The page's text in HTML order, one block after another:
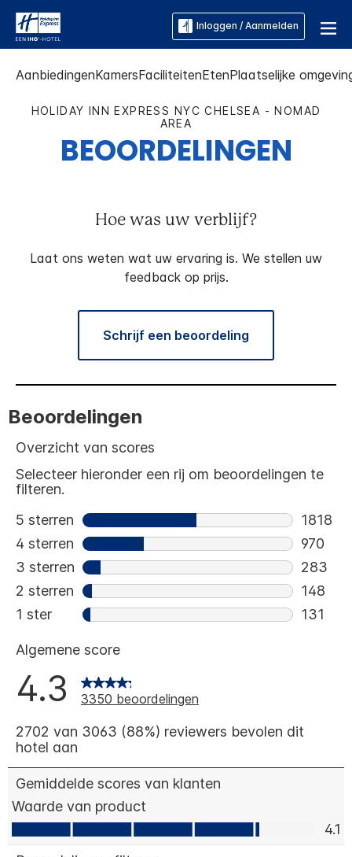
Inloggen / Aanmelden
AanbiedingenKamersFaciliteitenEtenPlaatselijke
HOLIDAY INN EXPRESS NYC CHELSEA - NOMAD
AREA
BEOORDELINGEN
Hoe was uw verblijf?
Laat ons weten wat uw ervaring is. We stellen uw
feedback op prijs.
Schrijf een beoordeling